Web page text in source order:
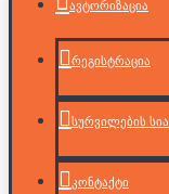
ავტორიზაცია
რეგისტრაცია
სურვილების სია
კონტაქტი